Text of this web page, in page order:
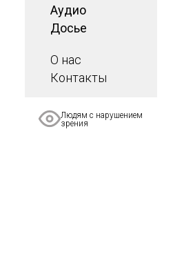
Аудио
Досье
О нас
Контакты
Людям с нарушением
зрения